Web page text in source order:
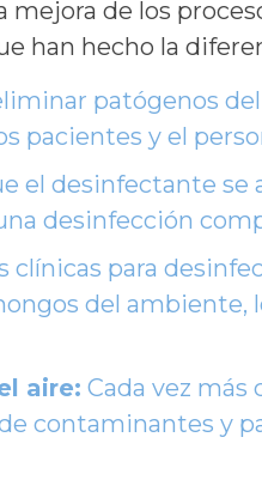
mejora de los
han hecho la
patógenos
pacientes y el
el desinfectante se
desinfección
clínicas para
del ambiente,
aire: Cada vez más
contaminantes y